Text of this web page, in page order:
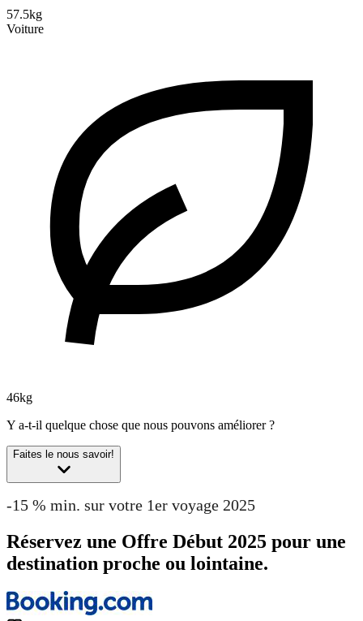
57.5kg
Voiture
46kg
Y a-t-il quelque chose que nous pouvons améliorer ?
Faites le nous savoir!
-15 % min. sur votre 1er voyage 2025
Réservez une Offre Début 2025 pour une
destination proche ou lointaine.